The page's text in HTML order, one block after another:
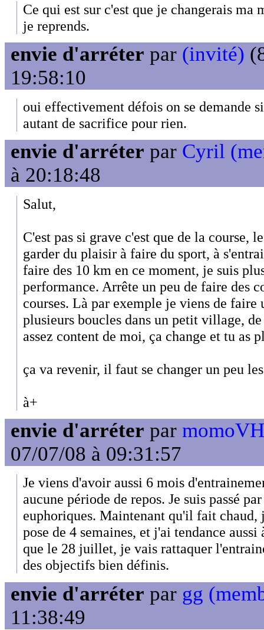
Ce qui est sur c'est que je changerais ma
je reprends.
envie d'arréter par (invité)
19:58:10
oui effectivement défois on se demande
autant de sacrifice pour rien.
envie d'arréter par Cyril
à 20:18:48
Salut,
C'est pas si grave c'est que de la course,
garder du plaisir à faire du sport, à
faire des 10 km en ce moment, je suis
performance. Arrête un peu de faire des
courses. Là par exemple je viens de faire
plusieurs boucles dans un petit village, de
assez content de moi, ça change et tu as
ça va revenir, il faut se changer un peu
à+
envie d'arréter par
07/07/08 à 09:31:57
Je viens d'avoir aussi 6 mois
aucune période de repos. Je suis passé
euphoriques. Maintenant qu'il fait chaud,
pose de 4 semaines, et j'ai tendance
que le 28 juillet, je vais rattaquer
des objectifs bien définis.
envie d'arréter par gg
11:38:49